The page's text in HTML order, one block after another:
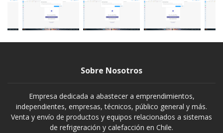
Sobre Nosotros
Empresa dedicada a abastecer a emprendimientos,
independientes, empresas, técnicos, público general y más.
Venta y envío de productos y equipos relacionados a sistemas
de refrigeración y calefacción en Chile.